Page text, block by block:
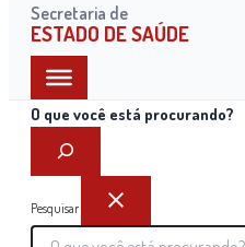
Secretaria de
ESTADO DE SAÚDE
O que você está procurando?
Pesquisar